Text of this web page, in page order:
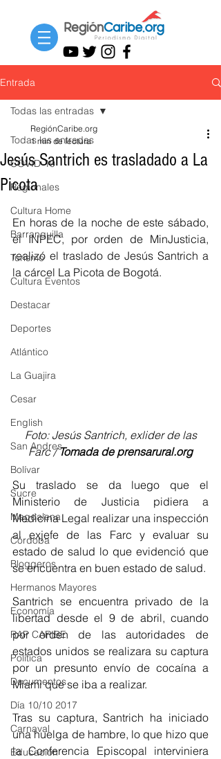
Entrada
Todas las entradas
COVID-19
Regionales
Cultura Home
Barranquilla
Turismo
Cultura Eventos
Destacar
Deportes
Atlántico
La Guajira
Cesar
English
San Andres
Bolívar
Sucre
Magdalena
Córdoba
Bloggeros
Hermanos Mayores
Economía
RAP CARIBE
Política
Documentos
Día 10/10 2017
Carnaval
Educación
Todas las entradas
Jesús Santrich es trasladado a La
Picota
RegiónCaribe.org
1 min de lectura
En horas de la noche de este sábado,
el INPEC, por orden de MinJusticia,
realizó el traslado de Jesús Santrich a
la cárcel La Picota de Bogotá.
Farc / Tomada de prensarural.org
Su traslado se da luego que el
Ministerio de Justicia pidiera a
Medicina Legal realizar una inspección
al exjefe de las Farc y evaluar su
estado de salud lo que evidenció que
se encuentra en buen estado de salud.
Santrich se encuentra privado de la
libertad desde el 9 de abril, cuando
por orden de las autoridades de
estados unidos se realizara su captura
por un presunto envío de cocaína a
Miami que se iba a realizar.
Tras su captura, Santrich ha iniciado
una huelga de hambre, lo que hizo que
la Conferencia Episcopal interviniera